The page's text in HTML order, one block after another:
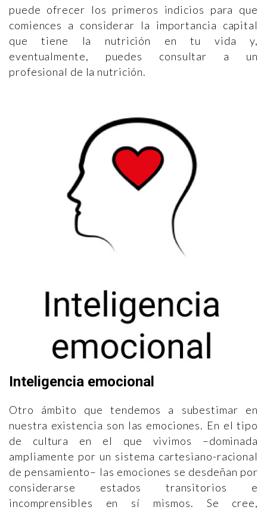
puede ofrecer los primeros indicios para que
comiences a considerar la importancia capital
que tiene la nutrición en tu vida y,
eventualmente, puedes consultar a un
profesional de la nutrición.
Inteligencia emocional
Otro ámbito que tendemos a subestimar en
nuestra existencia son las emociones. En el tipo
de cultura en el que vivimos –dominada
ampliamente por un sistema cartesiano-racional
de pensamiento– las emociones se desdeñan por
considerarse estados transitorios e
incomprensibles en sí mismos. Se cree,